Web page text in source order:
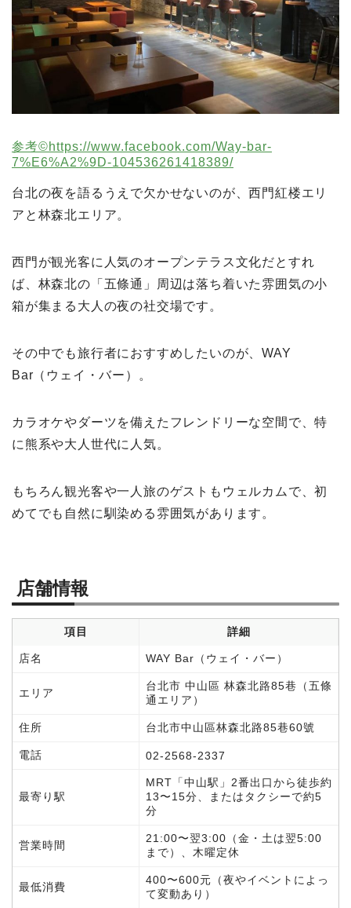
参考©️https://www.facebook.com/Way-bar-
7%E6%A2%9D-104536261418389/
台北の夜を語るうえで欠かせないのが、西門紅楼エリ
アと林森北エリア。
西門が観光客に人気のオープンテラス文化だとすれ
ば、林森北の「五條通」周辺は落ち着いた雰囲気の小
箱が集まる大人の夜の社交場です。
その中でも旅行者におすすめしたいのが、WAY
Bar（ウェイ・バー）。
カラオケやダーツを備えたフレンドリーな空間で、特
に熊系や大人世代に人気。
もちろん観光客や一人旅のゲストもウェルカムで、初
めてでも自然に馴染める雰囲気があります。
店舗情報
項目 詳細
店名 WAY Bar（ウェイ・バー）
エリア
台北市 中山區 林森北路85巷（五條
通エリア）
住所 台北市中山區林森北路85巷60號
電話 02-2568-2337
最寄り駅
MRT「中山駅」2番出口から徒歩約
13〜15分、またはタクシーで約5
分
営業時間
21:00〜翌3:00（金・土は翌5:00
まで）、木曜定休
最低消費
400〜600元（夜やイベントによっ
て変動あり）